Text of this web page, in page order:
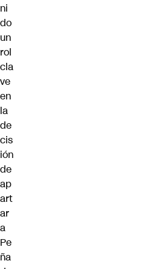
ni
do
un
rol
cla
ve
en
la
de
cis
ión
de
ap
art
ar
a
Pe
ña